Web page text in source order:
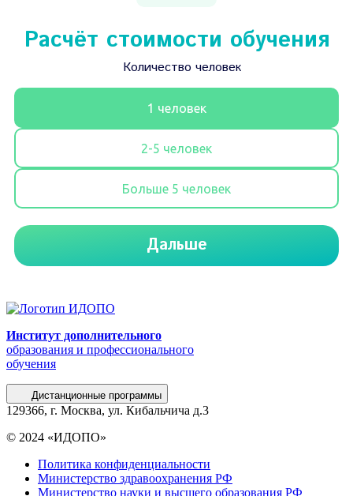
Институт дополнительного
образования и профессионального
обучения
Дистанционные программы
129366, г. Москва, ул. Кибальчича д.3
© 2024 «ИДОПО»
Политика конфиденциальности
Министерство здравоохранения РФ
Министерство науки и высшего образования РФ